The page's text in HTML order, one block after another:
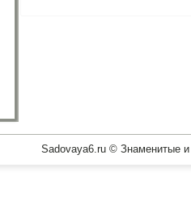
Sadovaya6.ru © Знаменитые